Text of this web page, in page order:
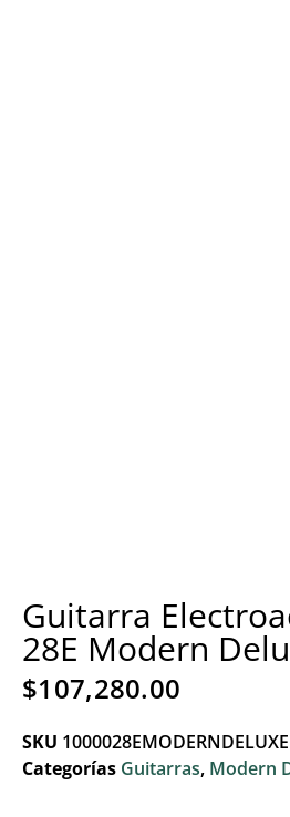
Guitarra
28E Modern
$107,280.00
SKU 1000028EMODERNDELUXE
Categorías Guitarras, Modern